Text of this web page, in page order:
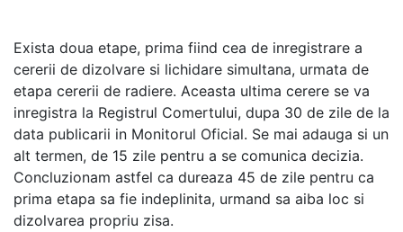
Exista doua etape, prima fiind cea de inregistrare a
cererii de dizolvare si lichidare simultana, urmata de
etapa cererii de radiere. Aceasta ultima cerere se va
inregistra la Registrul Comertului, dupa 30 de zile de la
data publicarii in Monitorul Oficial. Se mai adauga si un
alt termen, de 15 zile pentru a se comunica decizia.
Concluzionam astfel ca dureaza 45 de zile pentru ca
prima etapa sa fie indeplinita, urmand sa aiba loc si
dizolvarea propriu zisa.